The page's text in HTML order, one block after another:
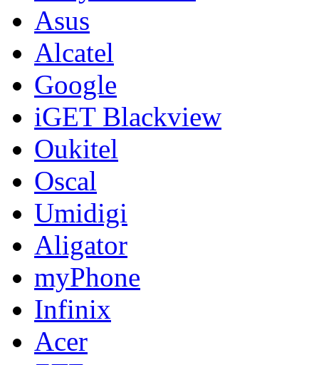
Asus
Alcatel
Google
iGET Blackview
Oukitel
Oscal
Umidigi
Aligator
myPhone
Infinix
Acer